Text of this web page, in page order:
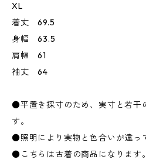
XL
着丈 69.5
身幅 63.5
肩幅 61
袖丈 64
●平置き採寸のため、実寸と若干
す。
●照明により実物と色合いが違っ
●こちらは古着の商品になります。